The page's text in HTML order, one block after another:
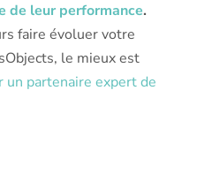
de leur performance.
faire évoluer votre
le mieux est
un partenaire expert de